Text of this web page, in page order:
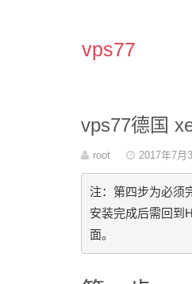
vps77
vps77德国
作
root
发
于
2017年7月
注：第四步为必须
安装完成后需回到
面。